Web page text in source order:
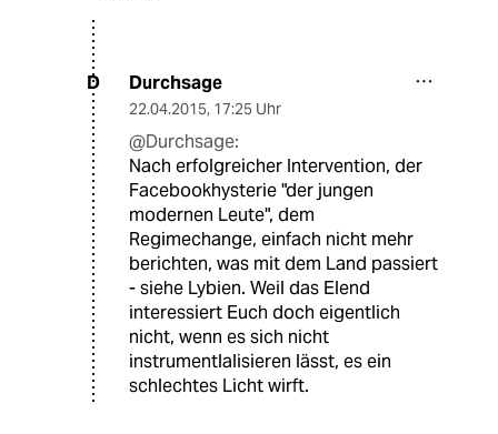
D Durchsage
22.04.2015, 17:25 Uhr
@Durchsage:
Nach erfolgreicher Intervention, der
Facebookhysterie "der jungen
modernen Leute", dem
Regimechange, einfach nicht mehr
berichten, was mit dem Land passiert
- siehe Lybien. Weil das Elend
interessiert Euch doch eigentlich
nicht, wenn es sich nicht
instrumentlalisieren lässt, es ein
schlechtes Licht wirft.